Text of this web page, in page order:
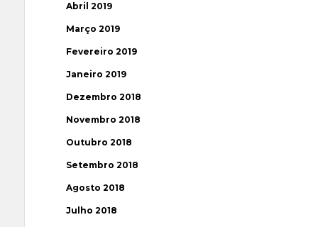
Abril 2019
Março 2019
Fevereiro 2019
Janeiro 2019
Dezembro 2018
Novembro 2018
Outubro 2018
Setembro 2018
Agosto 2018
Julho 2018